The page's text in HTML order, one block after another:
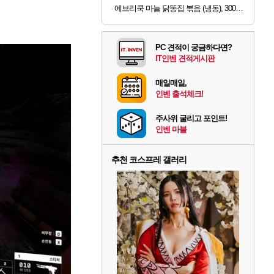
에브리쿡 마늘 닭똥집 볶음 (냉동), 300g, 1개
PC 견적이 궁금하다면?
IT인벤 견적게시판
매일매일,
인벤 출석체크!
주사위 굴리고 포인트!
인벤 마블
추천 코스프레 갤러리